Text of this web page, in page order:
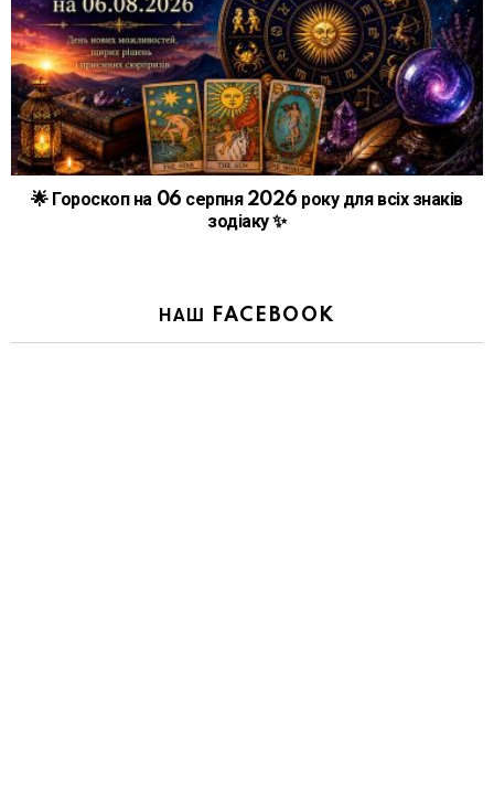
🌟 Гороскоп на 06 серпня 2026 року для всіх знаків
зодіаку ✨
НАШ FACEBOOK